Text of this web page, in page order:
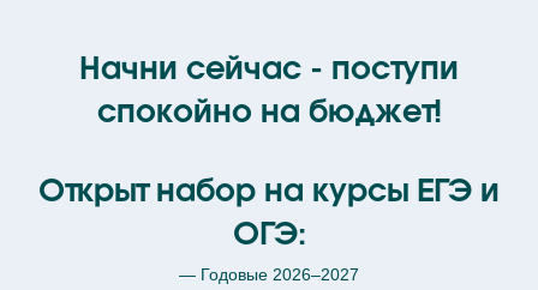
Начни сейчас - поступи
спокойно на бюджет!
Открыт набор на курсы ЕГЭ и
ОГЭ:
— Годовые 2026–2027